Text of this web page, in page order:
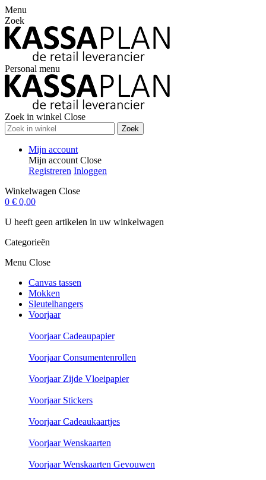
Menu
Zoek
Personal menu
Zoek in winkel Close
Zoek
Mijn account
Mijn account Close
Registreren Inloggen
Winkelwagen Close
0 € 0,00
U heeft geen artikelen in uw winkelwagen
Categorieën
Menu Close
Canvas tassen
Mokken
Sleutelhangers
Voorjaar
Voorjaar Cadeaupapier
Voorjaar Consumentenrollen
Voorjaar Zijde Vloeipapier
Voorjaar Stickers
Voorjaar Cadeaukaartjes
Voorjaar Wenskaarten
Voorjaar Wenskaarten Gevouwen